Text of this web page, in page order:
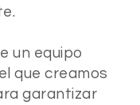
un equipo
que creamos
garantizar